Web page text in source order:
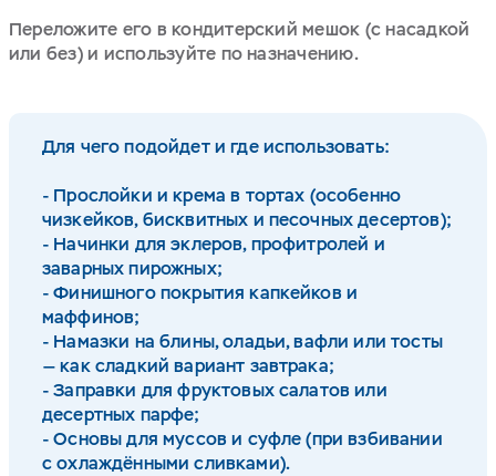
Переложите его в кондитерский мешок (с насадкой
или без) и используйте по назначению.
Для чего подойдет и где использовать:
- Прослойки и крема в тортах (особенно
чизкейков, бисквитных и песочных десертов);
- Начинки для эклеров, профитролей и
заварных пирожных;
- Финишного покрытия капкейков и
маффинов;
- Намазки на блины, оладьи, вафли или тосты
— как сладкий вариант завтрака;
- Заправки для фруктовых салатов или
десертных парфе;
- Основы для муссов и суфле (при взбивании
с охлаждёнными сливками).